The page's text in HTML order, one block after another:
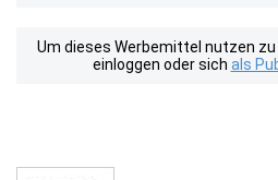
Um dieses Werbemittel nutzen
einloggen oder sich als